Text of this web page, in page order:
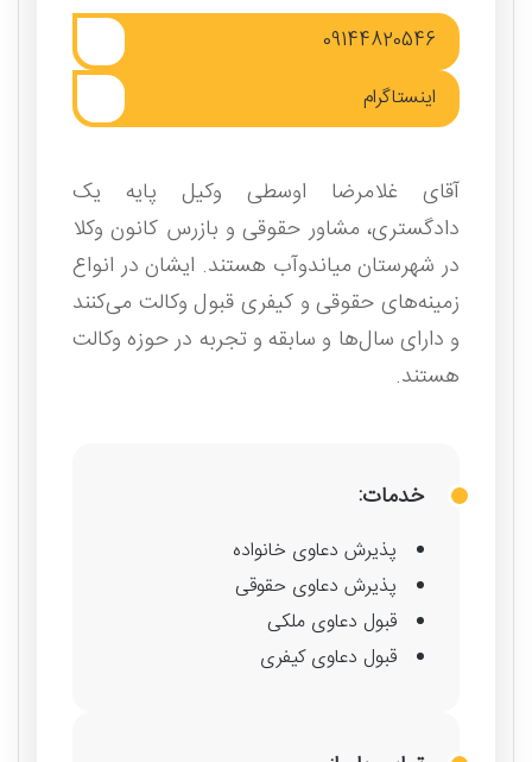
09144820546
اینستاگرام
آقای غلامرضا اوسطی وکیل پایه یک
دادگستری، مشاور حقوقی و بازرس کانون وکلا
در شهرستان میاندوآب هستند. ایشان در انواع
زمینه‌های حقوقی و کیفری قبول وکالت می‌کنند
و دارای سال‌ها و سابقه و تجربه در حوزه وکالت
هستند.
خدمات:
پذیرش دعاوی خانواده
پذیرش دعاوی حقوقی
قبول دعاوی ملکی
قبول دعاوی کیفری